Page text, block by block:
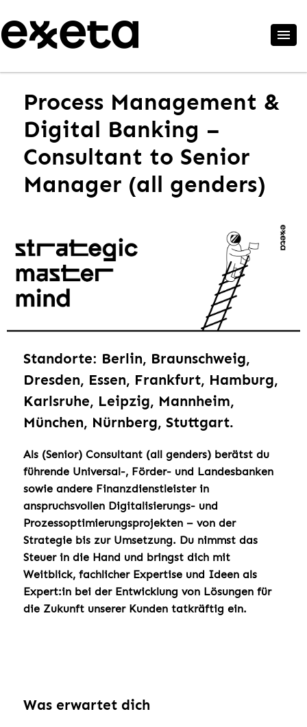
Process Management &
Digital Banking –
Consultant to Senior
Manager (all genders)
Standorte: Berlin, Braunschweig,
Dresden, Essen, Frankfurt, Hamburg,
Karlsruhe, Leipzig, Mannheim,
München, Nürnberg, Stuttgart.
Als (Senior) Consultant (all genders) berätst du
führende Universal-, Förder- und Landesbanken
sowie andere Finanzdienstleister in
anspruchsvollen Digitalisierungs- und
Prozessoptimierungsprojekten – von der
Strategie bis zur Umsetzung. Du nimmst das
Steuer in die Hand und bringst dich mit
Weitblick, fachlicher Expertise und Ideen als
Expert:in bei der Entwicklung von Lösungen für
die Zukunft unserer Kunden tatkräftig ein.
Was erwartet dich